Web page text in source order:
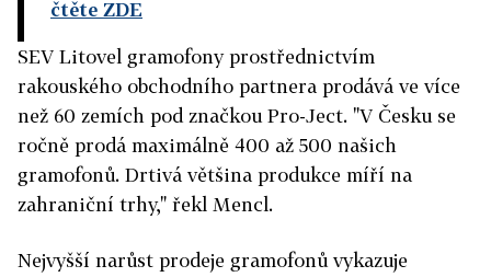
čtěte ZDE
SEV Litovel gramofony prostřednictvím
rakouského obchodního partnera prodává ve více
než 60 zemích pod značkou Pro-Ject. "V Česku se
ročně prodá maximálně 400 až 500 našich
gramofonů. Drtivá většina produkce míří na
zahraniční trhy," řekl Mencl.
Nejvyšší narůst prodeje gramofonů vykazuje